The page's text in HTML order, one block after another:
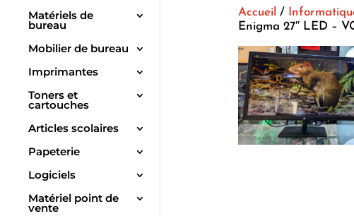
Matériels de
bureau
Mobilier de bureau
Imprimantes
Toners et
cartouches
Articles scolaires
Papeterie
Logiciels
Matériel point de
vente
Accueil /
Enigma 27″ LED –